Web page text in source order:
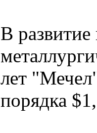
В
лет
порядка